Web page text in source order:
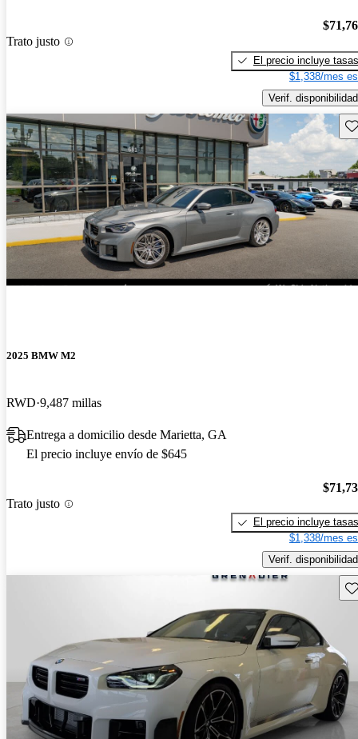
Trato justo
El precio incluye tasas
$1,338/mes
Verif. disponibilidad
2025 BMW M2
RWD 9,487 millas
Entrega a domicilio desde Marietta, GA
El precio incluye envío de $645
Trato justo
El precio incluye tasas
$1,338/mes
Verif. disponibilidad